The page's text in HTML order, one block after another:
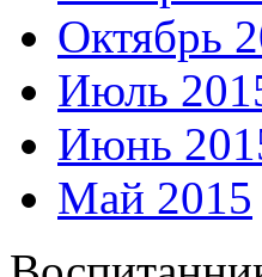
Октябрь
Июль
Июнь
Май 2015